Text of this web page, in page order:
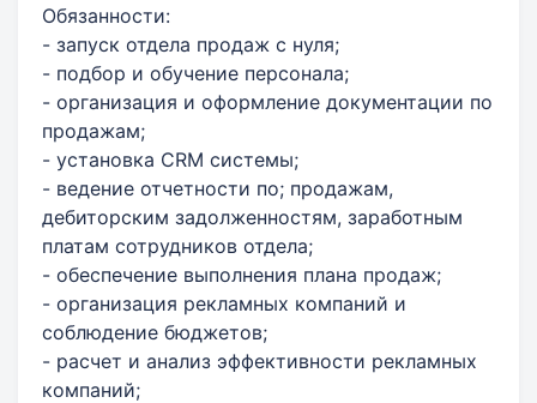
Обязанности:
- запуск отдела продаж с нуля;
- подбор и обучение персонала;
- организация и оформление документации по
продажам;
- установка CRM системы;
- ведение отчетности по; продажам,
дебиторским задолженностям, заработным
платам сотрудников отдела;
- обеспечение выполнения плана продаж;
- организация рекламных компаний и
соблюдение бюджетов;
- расчет и анализ эффективности рекламных
компаний;